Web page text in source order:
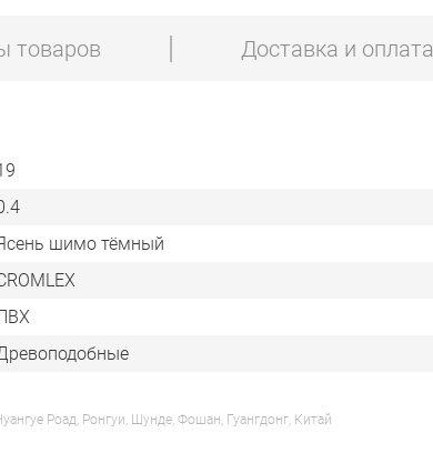
товаров Доставка и оплата
шимо тёмный
Роад, Ронгуи, Шунде, Фошан, Гуангдонг, Китай